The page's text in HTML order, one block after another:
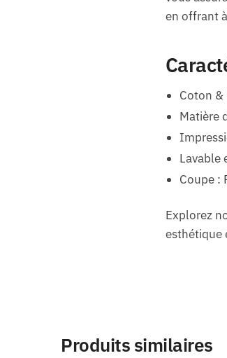
en offrant
Coton &
Matière
Lavable
Coupe :
Explorez
esthétique
Produits similaires